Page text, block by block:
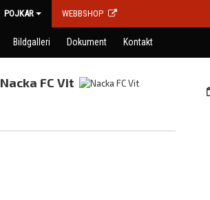
POJKAR WEBBSHOP
Bildgalleri Dokument Kontakt
Nacka FC Vit